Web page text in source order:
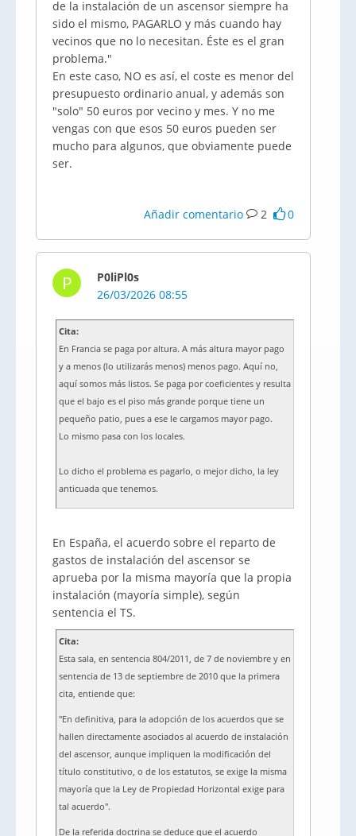
de la instalación de un ascensor siempre ha
sido el mismo, PAGARLO y más cuando hay
vecinos que no lo necesitan. Éste es el gran
problema."
En este caso, NO es así, el coste es menor del
presupuesto ordinario anual, y además son
"solo" 50 euros por vecino y mes. Y no me
vengas con que esos 50 euros pueden ser
mucho para algunos, que obviamente puede
ser.
Añadir comentario 2 0
P
P0liPl0s
26/03/2026 08:55
Cita:
En Francia se paga por altura. A más altura mayor pago
y a menos (lo utilizarás menos) menos pago. Aquí no,
aquí somos más listos. Se paga por coeficientes y resulta
que el bajo es el piso más grande porque tiene un
pequeño patio, pues a ese le cargamos mayor pago.
Lo mismo pasa con los locales.
Lo dicho el problema es pagarlo, o mejor dicho, la ley
anticuada que tenemos.
En España, el acuerdo sobre el reparto de
gastos de instalación del ascensor se
aprueba por la misma mayoría que la propia
instalación (mayoría simple), según
sentencia el TS.
Cita:
Esta sala, en sentencia 804/2011, de 7 de noviembre y en
sentencia de 13 de septiembre de 2010 que la primera
cita, entiende que:
"En definitiva, para la adopción de los acuerdos que se
hallen directamente asociados al acuerdo de instalación
del ascensor, aunque impliquen la modificación del
título constitutivo, o de los estatutos, se exige la misma
mayoría que la Ley de Propiedad Horizontal exige para
tal acuerdo".
De la referida doctrina se deduce que el acuerdo